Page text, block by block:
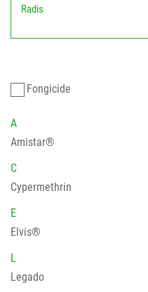
Radis
Fongicide
A
Amistar®
C
Cypermethrin
E
Elvis®
L
Legado